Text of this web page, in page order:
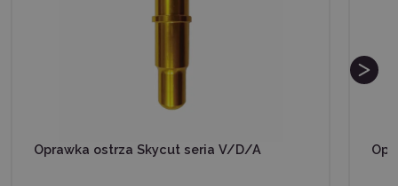
Oprawka ostrza Skycut seria V/D/A